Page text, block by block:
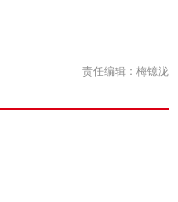
责任编辑：梅镱泷